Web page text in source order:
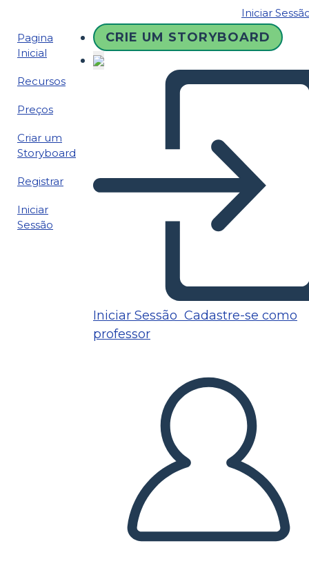
Iniciar
Pagina
Inicial
Recursos
Preços
Criar um
Storyboard
Registrar
Iniciar
Sessão
CRIE UM STORYBOARD
Iniciar Sessão Cadastre-se como
professor